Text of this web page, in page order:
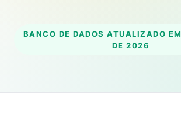
BANCO DE DADOS ATUALIZADO EM
DE 2026